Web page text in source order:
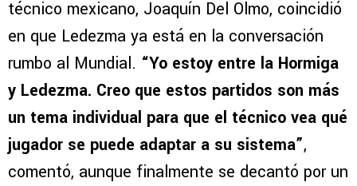
técnico mexicano, Joaquín Del Olmo, coincidió
en que Ledezma ya está en la conversación
rumbo al Mundial. “Yo estoy entre la Hormiga
y Ledezma. Creo que estos partidos son más
un tema individual para que el técnico vea qué
jugador se puede adaptar a su sistema”,
comentó, aunque finalmente se decantó por un